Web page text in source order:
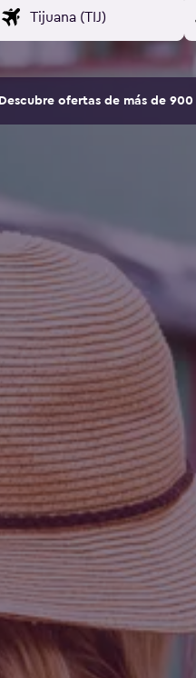
Descubre ofertas de más de